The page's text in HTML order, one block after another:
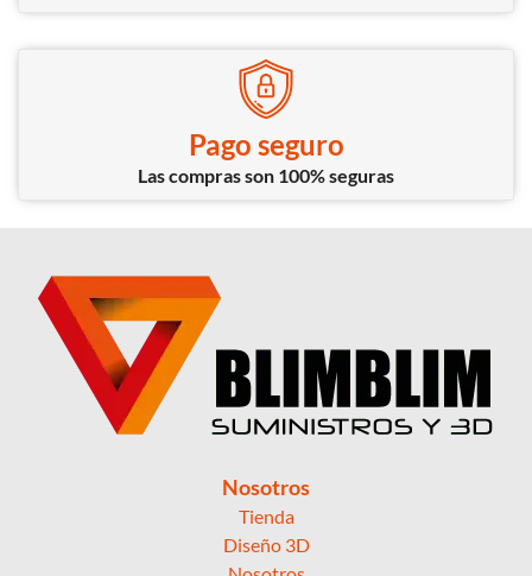
Pago seguro
Las compras son 100% seguras
Nosotros
Tienda
Diseño 3D